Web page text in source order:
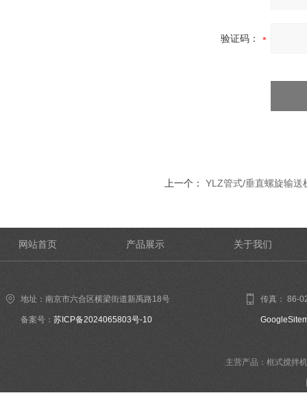
验证码：
上一个： YLZ管式/垂直螺旋输送
网站首页 产品展示 关于我们
地址：南京市六合区横梁街道新禹路18号
备案号： 苏ICP备2024065803号-10
传真： 86-
主营产品：框式搅拌